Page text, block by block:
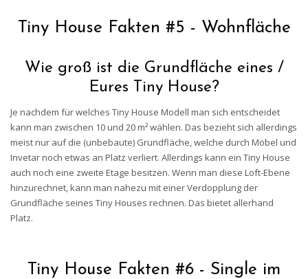
Tiny House Fakten #5 - Wohnfläche
Wie groß ist die Grundfläche eines /
Eures Tiny House?
Je nachdem für welches Tiny House Modell man sich entscheidet
kann man zwischen 10 und 20 m² wählen. Das bezieht sich allerdings
meist nur auf die (unbebaute) Grundfläche, welche durch Möbel und
Invetar noch etwas an Platz verliert. Allerdings kann ein Tiny House
auch noch eine zweite Etage besitzen. Wenn man diese Loft-Ebene
hinzurechnet, kann man nahezu mit einer Verdopplung der
Grundfläche seines Tiny Houses rechnen. Das bietet allerhand
Platz.
Tiny House Fakten #6 - Single im